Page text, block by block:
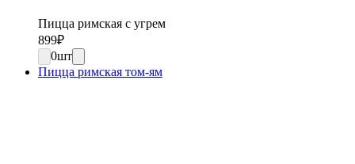
Пицца римская с угрем
899₽
0шт
Пицца римская том-ям